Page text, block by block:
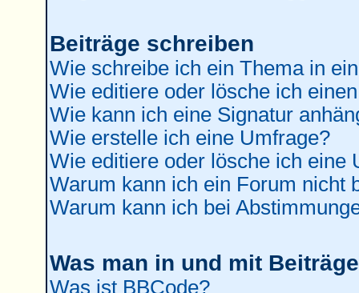
Beiträge schreiben
Wie schreibe ich ein Thema in
Wie editiere oder lösche ich
Wie kann ich eine Signatur
Wie erstelle ich eine Umfrage?
Wie editiere oder lösche ich eine
Warum kann ich ein Forum nicht
Warum kann ich bei
Was man in und mit
Was ist BBCode?